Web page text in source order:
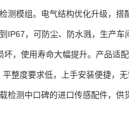
测模组。电气结构优化升级，
，可防尘、防水溅，生产
，使用寿命大幅提升。产品适
整度要求低，上手安装便捷，
测中口碑的进口传感配件，供